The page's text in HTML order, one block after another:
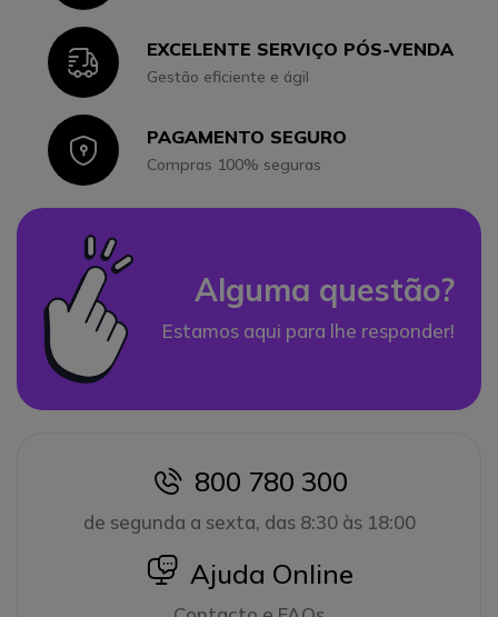
IconEXCELENTE SERVIÇO PÓS-VENDA
Gestão eficiente e ágil
IconPAGAMENTO SEGURO
Compras 100% seguras
Alguma questão?
Estamos aqui para lhe responder!
icon
800 780 300
de segunda a sexta, das 8:30 às 18:00
icon
Ajuda Online